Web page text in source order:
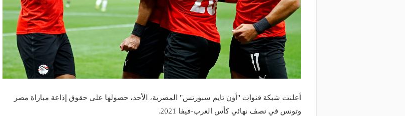
أعلنت شبكة قنوات "أون تايم سبورتس" المصرية، الأحد، حصولها على حقوق إذاعة مباراة مصر
وتونس في نصف نهائي كأس العرب-فيفا 2021.